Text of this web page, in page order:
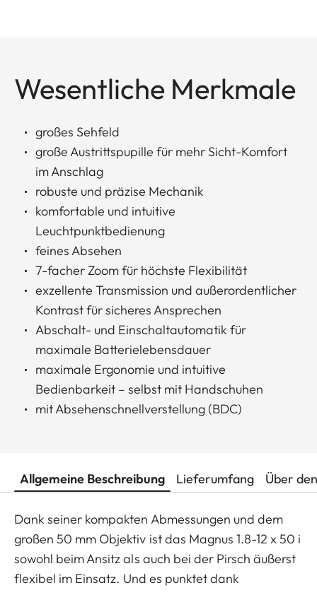
Wesentliche Merkmale
großes Sehfeld
große Austrittspupille für mehr Sicht-Komfort
im Anschlag
robuste und präzise Mechanik
komfortable und intuitive
Leuchtpunktbedienung
feines Absehen
7-facher Zoom für höchste Flexibilität
exzellente Transmission und außerordentlicher
Kontrast für sicheres Ansprechen
Abschalt- und Einschaltautomatik für
maximale Batterielebensdauer
maximale Ergonomie und intuitive
Bedienbarkeit – selbst mit Handschuhen
mit Absehenschnellverstellung (BDC)
Allgemeine Beschreibung Lieferumfang Über
Dank seiner kompakten Abmessungen und dem
großen 50 mm Objektiv ist das Magnus 1.8-12 x 50 i
sowohl beim Ansitz als auch bei der Pirsch äußerst
flexibel im Einsatz. Und es punktet dank